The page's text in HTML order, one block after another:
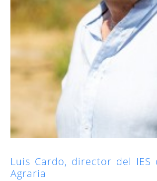
Luis Cardo, director del IES
Agraria